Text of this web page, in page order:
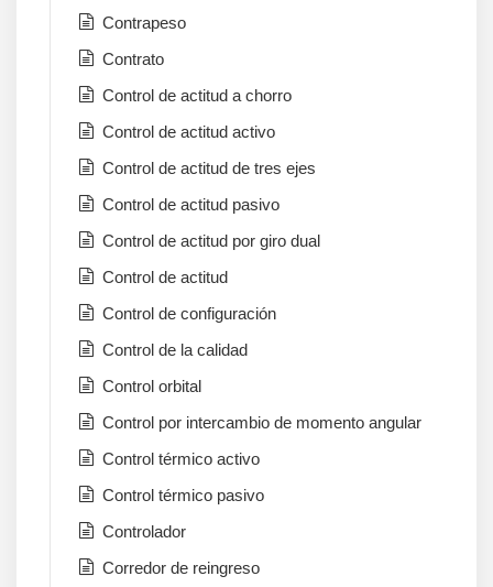
Contrapeso
Contrato
Control de actitud a chorro
Control de actitud activo
Control de actitud de tres ejes
Control de actitud pasivo
Control de actitud por giro dual
Control de actitud
Control de configuración
Control de la calidad
Control orbital
Control por intercambio de momento angular
Control térmico activo
Control térmico pasivo
Controlador
Corredor de reingreso